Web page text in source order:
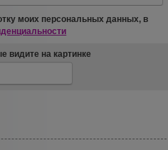
моих персональных данных, в
видите на картинке